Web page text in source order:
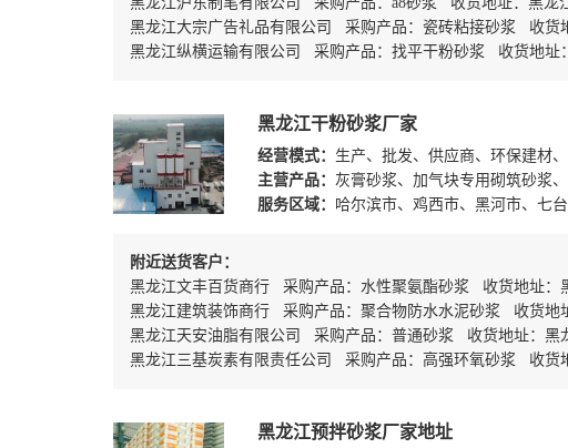
黑龙江大宗广告礼品有限公司 采购产品：瓷砖粘接砂浆 收货
黑龙江纵横运输有限公司 采购产品：找平干粉砂浆 收货地址
黑龙江干粉砂浆厂家
经营模式： 生产、批发、供应商、环保建材
主营产品： 灰膏砂浆、加气块专用砌筑砂浆
服务区域： 哈尔滨市、鸡西市、黑河市、七
附近送货客户：
黑龙江文丰百货商行 采购产品：水性聚氨酯砂浆 收货地址：
黑龙江建筑装饰商行 采购产品：聚合物防水水泥砂浆 收货地
黑龙江天安油脂有限公司 采购产品：普通砂浆 收货地址：黑
黑龙江三基炭素有限责任公司 采购产品：高强环氧砂浆 收货
黑龙江预拌砂浆厂家地址